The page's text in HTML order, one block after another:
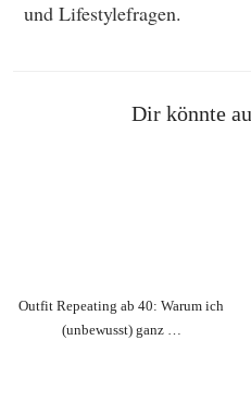
und Lifestylefragen.
Dir könnte
Outfit Repeating ab 40: Warum ich
(unbewusst) ganz …